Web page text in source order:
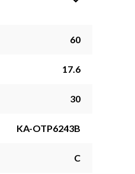
60
17.6
30
KA-OTP6243B
C